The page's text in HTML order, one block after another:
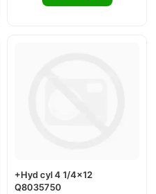
+Hyd cyl 4 1/4x12
Q8035750